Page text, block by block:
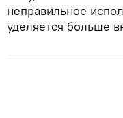
неправильное
уделяется больше